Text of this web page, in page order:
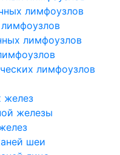
лимфоузлов
лимфоузлов
лимфоузлов
желез
железы
шеи